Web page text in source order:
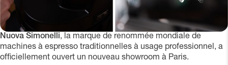
Nuova Simonelli, la marque de renommée mondiale de
machines à espresso traditionnelles à usage professionnel, a
officiellement ouvert un nouveau showroom à Paris.